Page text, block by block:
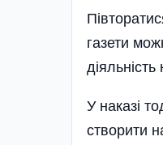
газети
У наказі
створити